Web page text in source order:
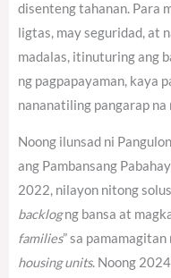
disenteng tahanan. Para
ligtas, may seguridad, at
madalas, itinuturing ang
ng pagpapayaman, kaya
nananatiling pangarap
Noong ilunsad ni
ang Pambansang
2022, nilayon nitong
backlogng bansa at
families” sa
housing units. Noong